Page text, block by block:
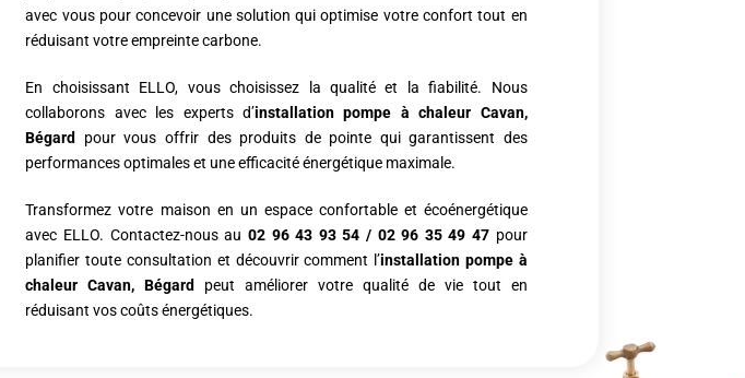
avec vous pour concevoir une solution qui optimise votre confort tout en
réduisant votre empreinte carbone.
En choisissant ELLO, vous choisissez la qualité et la fiabilité. Nous
collaborons avec les experts d’installation pompe à chaleur Cavan,
Bégard
pour vous offrir des produits de pointe qui garantissent des
performances optimales et une efficacité énergétique maximale.
Transformez votre maison en un espace confortable et écoénergétique
avec ELLO. Contactez-nous au 02 96 43 93 54 / 02 96 35 49 47 pour
planifier toute consultation et découvrir comment l’installation pompe à
chaleur Cavan, Bégard
peut améliorer votre qualité de vie tout en
réduisant vos coûts énergétiques.